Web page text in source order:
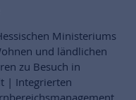
Ministeriums
und ländlichen
zu Besuch in
| Integrierten